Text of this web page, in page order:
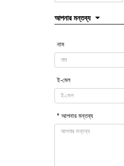
আপনার মন্তব্য
নাম
ই-মেল
* আপনার মন্তব্য